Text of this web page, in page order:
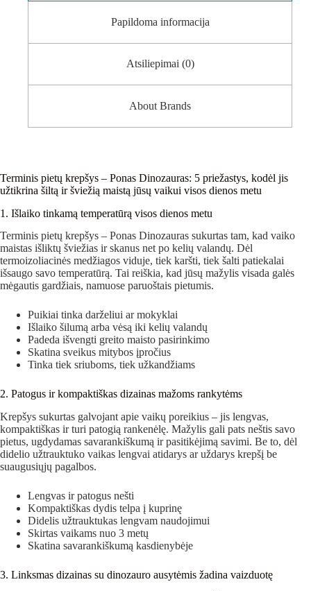
Papildoma informacija
Atsiliepimai (0)
About Brands
Terminis pietų krepšys – Ponas Dinozauras: 5 priežastys, kodėl jis
užtikrina šiltą ir šviežią maistą jūsų vaikui visos dienos metu
1. Išlaiko tinkamą temperatūrą visos dienos metu
Terminis pietų krepšys – Ponas Dinozauras sukurtas tam, kad vaiko
maistas išliktų šviežias ir skanus net po kelių valandų. Dėl
termoizoliacinės medžiagos viduje, tiek karšti, tiek šalti patiekalai
išsaugo savo temperatūrą. Tai reiškia, kad jūsų mažylis visada galės
mėgautis gardžiais, namuose paruoštais pietumis.
Puikiai tinka darželiui ar mokyklai
Išlaiko šilumą arba vėsą iki kelių valandų
Padeda išvengti greito maisto pasirinkimo
Skatina sveikus mitybos įpročius
Tinka tiek sriuboms, tiek užkandžiams
2. Patogus ir kompaktiškas dizainas mažoms rankytėms
Krepšys sukurtas galvojant apie vaikų poreikius – jis lengvas,
kompaktiškas ir turi patogią rankenėlę. Mažylis gali pats neštis savo
pietus, ugdydamas savarankiškumą ir pasitikėjimą savimi. Be to, dėl
didelio užtrauktuko vaikas lengvai atidarys ar uždarys krepšį be
suaugusiųjų pagalbos.
Lengvas ir patogus nešti
Kompaktiškas dydis telpa į kuprinę
Didelis užtrauktukas lengvam naudojimui
Skirtas vaikams nuo 3 metų
Skatina savarankiškumą kasdienybėje
3. Linksmas dizainas su dinozauro ausytėmis žadina vaizduotę